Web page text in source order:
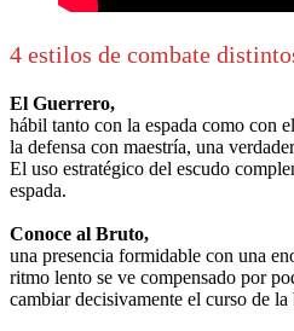
4 estilos de combate
El Guerrero,
hábil tanto con la espada como con
la defensa con maestría, una
El uso estratégico del escudo
espada.
Conoce al Bruto,
una presencia formidable con una
ritmo lento se ve compensado por
cambiar decisivamente el curso de la